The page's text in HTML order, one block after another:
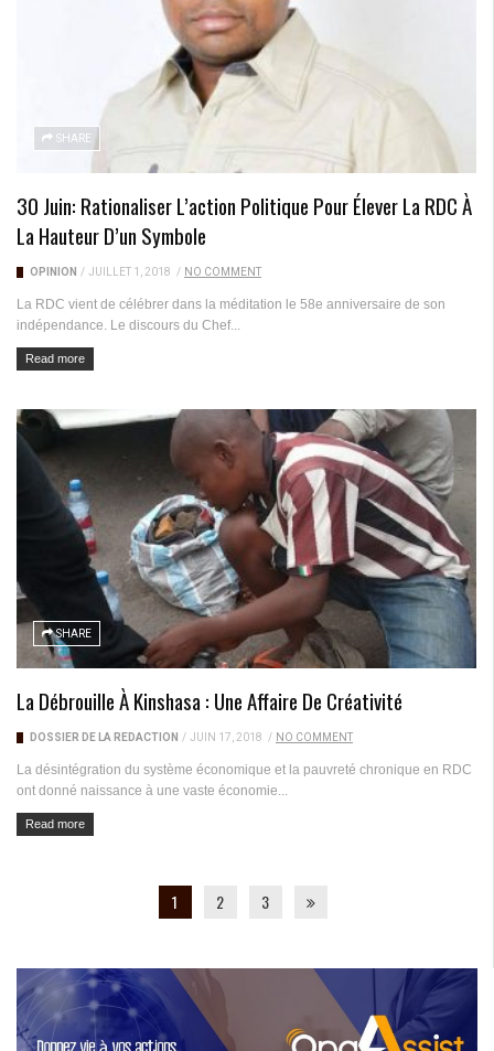
SHARE
30 Juin: Rationaliser L’action Politique Pour Élever La RDC À
La Hauteur D’un Symbole
OPINION / JUILLET 1, 2018 / NO COMMENT
La RDC vient de célébrer dans la méditation le 58e anniversaire de son
indépendance. Le discours du Chef...
Read more
SHARE
La Débrouille À Kinshasa : Une Affaire De Créativité
DOSSIER DE LA RÉDACTION / JUIN 17, 2018 / NO COMMENT
La désintégration du système économique et la pauvreté chronique en RDC
ont donné naissance à une vaste économie...
Read more
1 2 3